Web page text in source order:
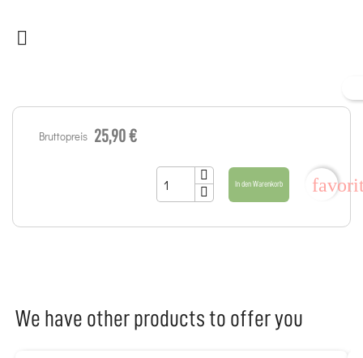

Bruttopreis 25,90 €
In den Warenkorb
We have other products to offer you